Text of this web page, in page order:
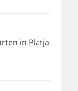
in Platja